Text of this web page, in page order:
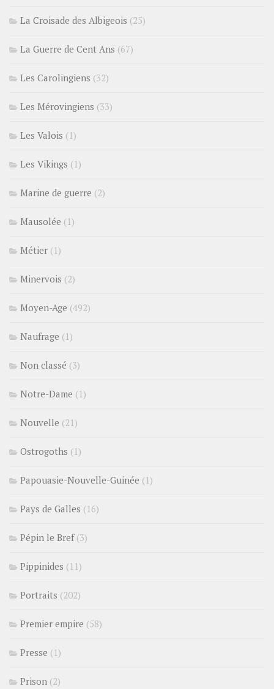
La Croisade des Albigeois (25)
La Guerre de Cent Ans (67)
Les Carolingiens (32)
Les Mérovingiens (33)
Les Valois (1)
Les Vikings (1)
Marine de guerre (2)
Mausolée (1)
Métier (1)
Minervois (2)
Moyen-Age (492)
Naufrage (1)
Non classé (3)
Notre-Dame (1)
Nouvelle (21)
Ostrogoths (1)
Papouasie-Nouvelle-Guinée (1)
Pays de Galles (16)
Pépin le Bref(3)
Pippinides (11)
Portraits (202)
Premier empire (58)
Presse (1)
Prison (2)